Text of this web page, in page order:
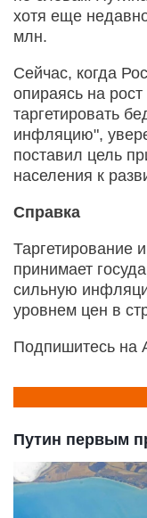
хотя еще
млн.
Сейчас, когда
опираясь на
таргетировать
инфляцию",
поставил цель
населения к
Справка
Таргетирование
принимает
сильную
уровнем цен в
Подпишитесь на
Путин первым